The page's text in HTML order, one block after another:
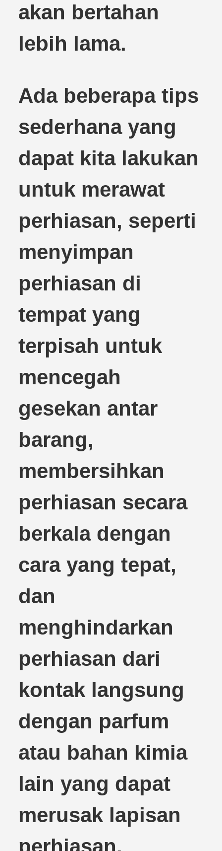
akan bertahan
lebih lama.
Ada beberapa tips
sederhana yang
dapat kita lakukan
untuk merawat
perhiasan, seperti
menyimpan
perhiasan di
tempat yang
terpisah untuk
mencegah
gesekan antar
barang,
membersihkan
perhiasan secara
berkala dengan
cara yang tepat,
dan
menghindarkan
perhiasan dari
kontak langsung
dengan parfum
atau bahan kimia
lain yang dapat
merusak lapisan
perhiasan.